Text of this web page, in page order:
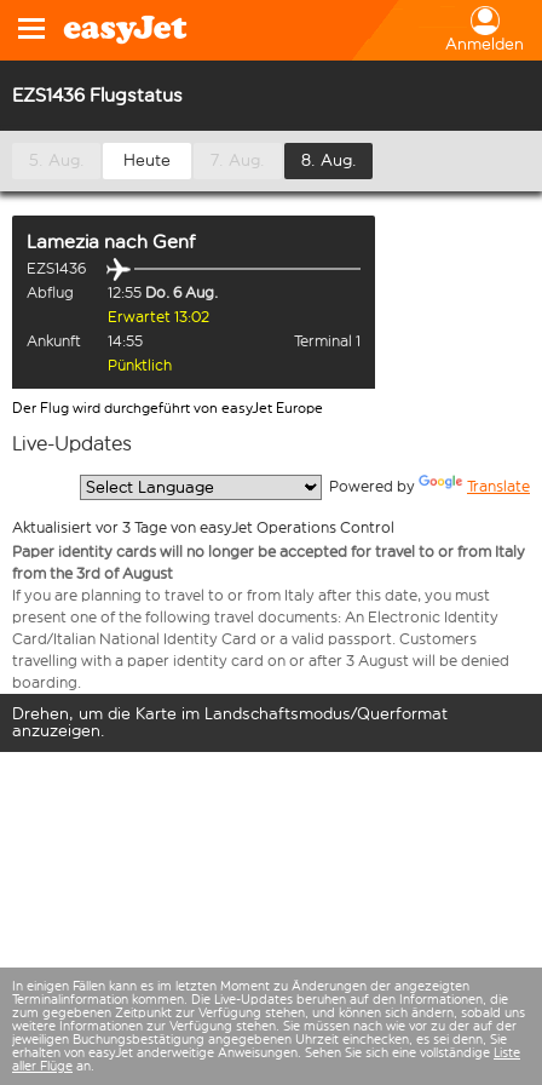
Anmelden
EZS1436 Flugstatus
5. Aug. Heute 7. Aug. 8. Aug.
Lamezia nach Genf
EZS1436
Abflug
12:55 Do. 6 Aug.
Erwartet 13:02
Ankunft
14:55
Terminal 1
Pünktlich
Der Flug wird durchgeführt von easyJet Europe
Live-Updates
Powered by Translate
Aktualisiert vor 3 Tage von easyJet Operations Control
Paper identity cards will no longer be accepted for travel to or from Italy
from the 3rd of August
If you are planning to travel to or from Italy after this date, you must
present one of the following travel documents: An Electronic Identity
Card/Italian National Identity Card or a valid passport. Customers
travelling with a paper identity card on or after 3 August will be denied
boarding.
Drehen, um die Karte im Landschaftsmodus/Querformat
anzuzeigen.
In einigen Fällen kann es im letzten Moment zu Änderungen der angezeigten
Terminalinformation kommen. Die Live-Updates beruhen auf den Informationen, die
zum gegebenen Zeitpunkt zur Verfügung stehen, und können sich ändern, sobald uns
weitere Informationen zur Verfügung stehen. Sie müssen nach wie vor zu der auf der
jeweiligen Buchungsbestätigung angegebenen Uhrzeit einchecken, es sei denn, Sie
erhalten von easyJet anderweitige Anweisungen. Sehen Sie sich eine vollständige Liste
aller Flüge an.